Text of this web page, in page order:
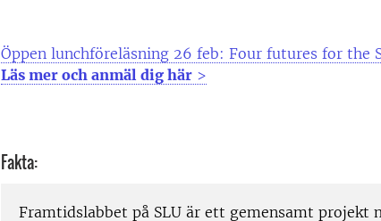
Öppen lunchföreläsning 26 feb: Four futures for the
Läs mer och anmäl dig här >
Fakta:
Framtidslabbet på SLU är ett gemensamt projekt